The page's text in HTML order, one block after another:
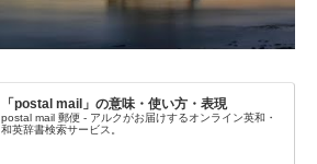
「postal mail」の意味・使い方・表現
postal mail 郵便 - アルクがお届けするオンライン英和・
和英辞書検索サービス。